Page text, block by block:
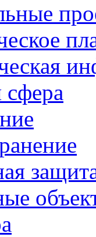
сфера